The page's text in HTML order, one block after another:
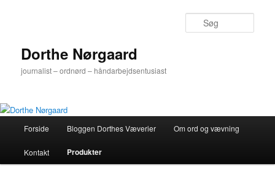
Dorthe Nørgaard
journalist – ordnørd – håndarbejdsentusiast
Forside Bloggen Dorthes Væverier Om ord og vævning
Kontakt Produkter